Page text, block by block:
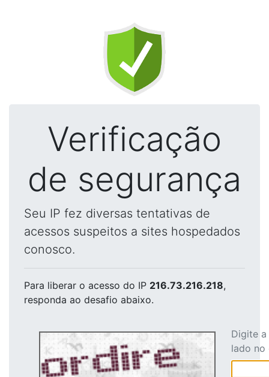
Verificação
de segurança
Seu IP fez diversas tentativas de
acessos suspeitos a sites hospedados
conosco.
Para liberar o acesso do IP 216.73.216.218,
responda ao desafio abaixo.
Digite
lado no